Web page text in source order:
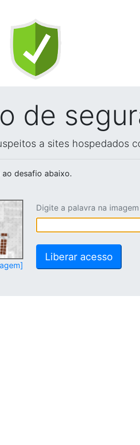
de
a sites hospedados
ao desafio abaixo.
Digite a palavra na